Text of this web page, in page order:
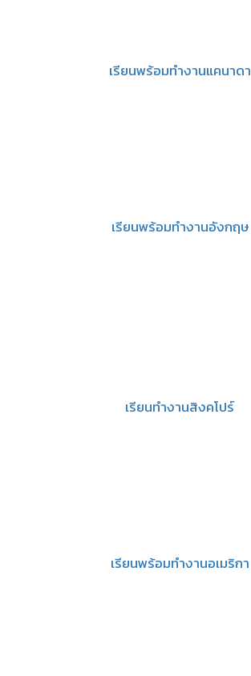
เรียนพร้อมทำงานแคนาดา
เรียนพร้อมทำงานอังกฤษ
เรียนทำงานสิงคโปร์
เรียนพร้อมทำงานอเมริกา